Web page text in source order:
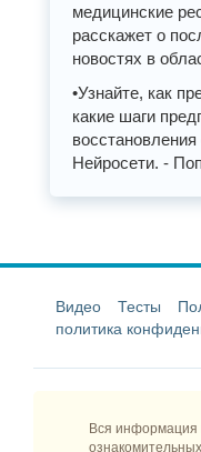
медицинские
расскажет о
новостях в
•Узнайте, как
какие шаги
Нейросети. -
Видео Тесты
политика
Вся информация